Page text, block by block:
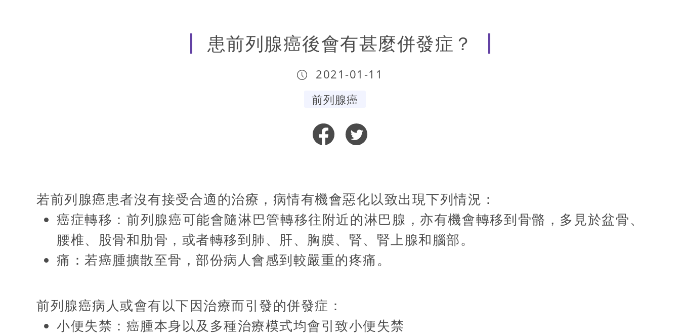
患前列腺癌後會有甚麼併發症？
2021-01-11
前列腺癌
若前列腺癌患者沒有接受合適的治療，病情有機會惡化以致出現下列情況：
癌症轉移：前列腺癌可能會隨淋巴管轉移往附近的淋巴腺，亦有機會轉移到骨骼，多見於盆骨、
腰椎、股骨和肋骨，或者轉移到肺、肝、胸膜、腎、腎上腺和腦部。
痛：若癌腫擴散至骨，部份病人會感到較嚴重的疼痛。
前列腺癌病人或會有以下因治療而引發的併發症：
小便失禁：癌腫本身以及多種治療模式均會引致小便失禁